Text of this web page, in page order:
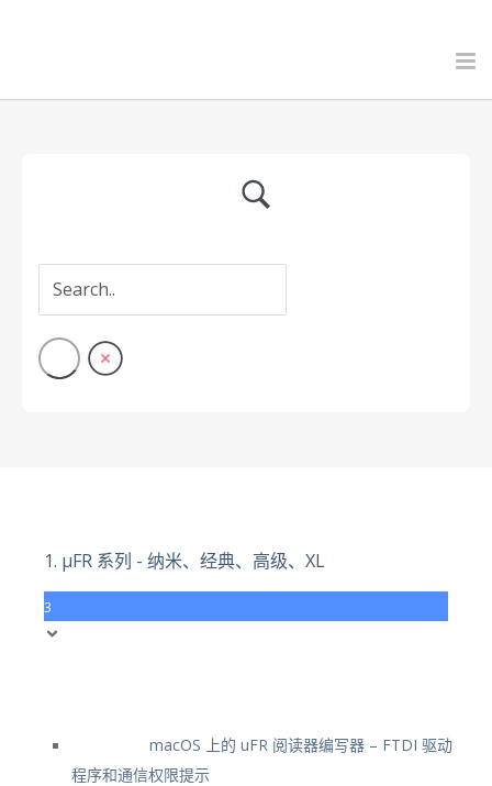
1. μFR 系列 - 纳米、经典、高级、XL
3
macOS 上的 uFR 阅读器编写器 – FTDI 驱动
程序和通信权限提示